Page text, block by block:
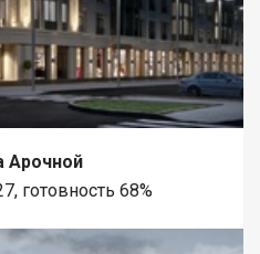
Арочной
готовность 68%